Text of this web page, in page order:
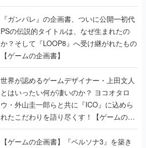
書】
『ガンパレ』の企画書、ついに公開━初代
PSの伝説的タイトルは、なぜ生まれたの
か？そして『LOOP8』へ受け継がれたもの
【ゲームの企画書】
世界が認めるゲームデザイナー・上田文人
とはいったい何が凄いのか？ ヨコオタロ
ウ・外山圭一郎らと共に『ICO』に込めら
れたこだわりを語り尽くす！【ゲームの企
画書】
【ゲームの企画書】『ペルソナ3』を築き